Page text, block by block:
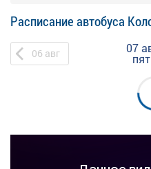
Расписание автобуса
06 авг 07